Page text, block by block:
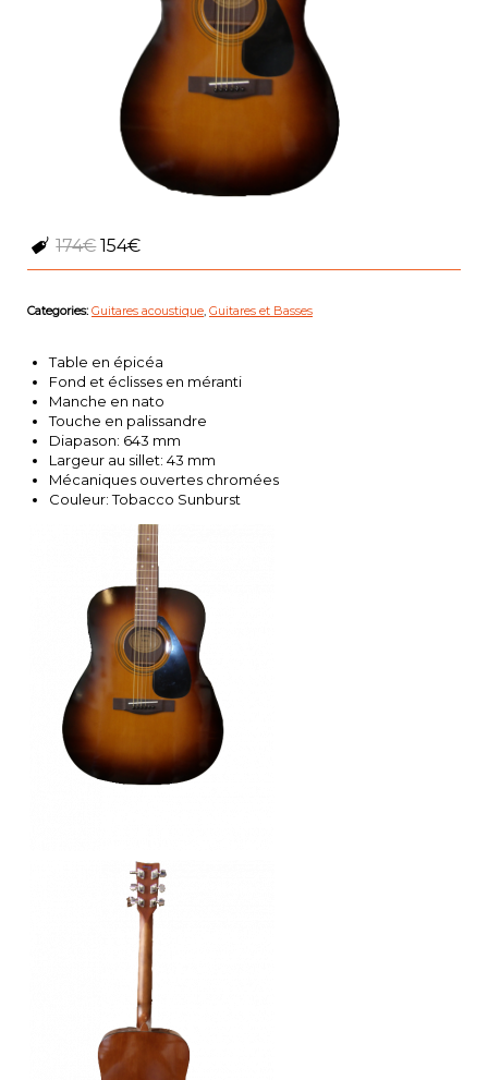
174€ 154€
Categories: Guitares acoustique, Guitares et Basses
Table en épicéa
Fond et éclisses en méranti
Manche en nato
Touche en palissandre
Diapason: 643 mm
Largeur au sillet: 43 mm
Mécaniques ouvertes chromées
Couleur: Tobacco Sunburst